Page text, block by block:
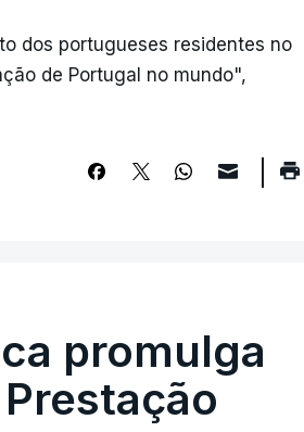
dos portugueses residentes no
de Portugal no mundo",
promulga